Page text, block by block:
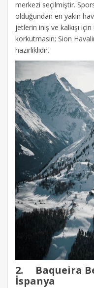
merkezi seçilmiştir.
olduğundan en yakın
jetlerin iniş ve kalkışı
korkutmasın; Sion
hazırlıklıdır.
2. Baqueira
İspanya